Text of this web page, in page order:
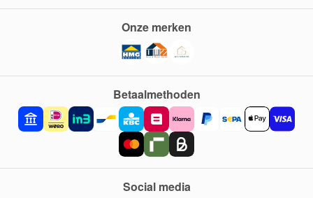
Betaalmethoden
Onze merken
Social media